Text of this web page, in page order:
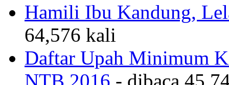
Hamili Ibu Kandung,
64,576 kali
Daftar Upah Minimum